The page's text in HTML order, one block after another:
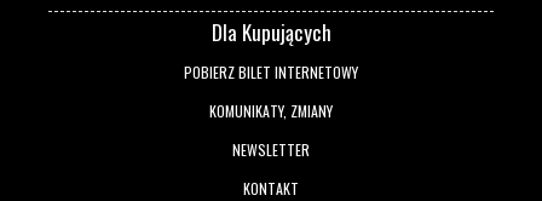
Dla Kupujących
POBIERZ BILET INTERNETOWY
KOMUNIKATY, ZMIANY
NEWSLETTER
KONTAKT